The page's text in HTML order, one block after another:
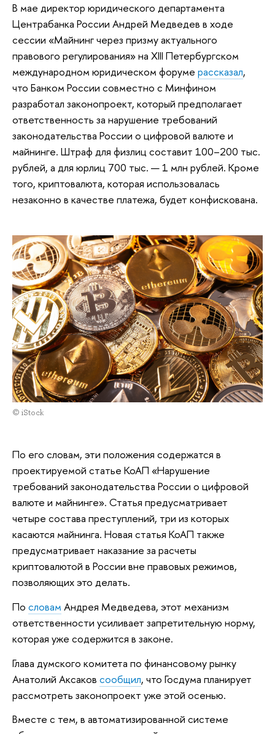
В мае директор юридического департамента
Центрабанка России Андрей Медведев в ходе
сессии «Майнинг через призму актуального
правового регулирования» на XIII Петербургском
международном юридическом форуме рассказал,
что Банком России совместно с Минфином
разработал законопроект, который предполагает
ответственность за нарушение требований
законодательства России о цифровой валюте и
майнинге. Штраф для физлиц составит 100–200 тыс.
рублей, а для юрлиц 700 тыс. — 1 млн рублей. Кроме
того, криптовалюта, которая использовалась
незаконно в качестве платежа, будет конфискована.
© iStock
По его словам, эти положения содержатся в
проектируемой статье КоАП «Нарушение
требований законодательства России о цифровой
валюте и майнинге». Статья предусматривает
четыре состава преступлений, три из которых
касаются майнинга. Новая статья КоАП также
предусматривает наказание за расчеты
криптовалютой в России вне правовых режимов,
позволяющих это делать.
По словам Андрея Медведева, этот механизм
ответственности усиливает запретительную норму,
которая уже содержится в законе.
Глава думского комитета по финансовому рынку
Анатолий Аксаков сообщил, что Госдума планирует
рассмотреть законопроект уже этой осенью.
Вместе с тем, в автоматизированной системе